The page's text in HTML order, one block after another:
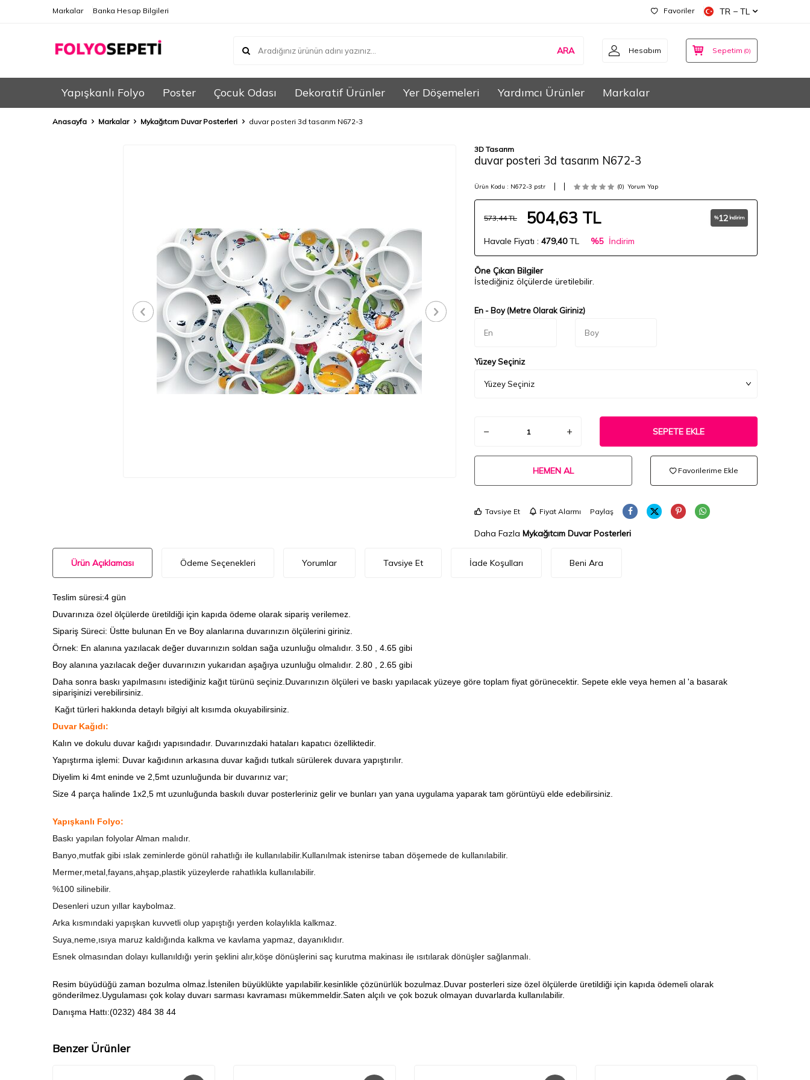
Markalar Banka Hesap Bilgileri Favoriler TR − TL
ARA Hesabım Sepetim (0)
Yapışkanlı Folyo Poster Çocuk Odası Dekoratif Ürünler Yer Döşemeleri Yardımcı Ürünler Markalar
Anasayfa Markalar Mykağıtcım Duvar Posterleri duvar posteri 3d tasarım N672-3
3D Tasarım
duvar posteri 3d tasarım N672-3
Ürün Kodu : N672-3 pstr (0) Yorum Yap
573,44TL 504,63 TL %12 İndirim
Havale Fiyatı : 479,40TL %5 İndirim
Öne Çıkan Bilgiler
İstediğiniz ölçülerde üretilebilir.
En - Boy (Metre Olarak Giriniz)
Yüzey Seçiniz
SEPETE EKLE
HEMEN AL Favorilerime Ekle
Tavsiye Et Fiyat Alarmı Paylaş
Daha Fazla Mykağıtcım Duvar Posterleri
Ürün Açıklaması Ödeme Seçenekleri Yorumlar Tavsiye Et İade Koşulları Beni Ara
Teslim süresi:4 gün
Duvarınıza özel ölçülerde üretildiği için kapıda ödeme olarak sipariş verilemez.
Sipariş Süreci: Üstte bulunan En ve Boy alanlarına duvarınızın ölçülerini giriniz.
Örnek: En alanına yazılacak değer duvarınızın soldan sağa uzunluğu olmalıdır. 3.50 , 4.65 gibi
Boy alanına yazılacak değer duvarınızın yukarıdan aşağıya uzunluğu olmalıdır. 2.80 , 2.65 gibi
Daha sonra baskı yapılmasını istediğiniz kağıt türünü seçiniz.Duvarınızın ölçüleri ve baskı yapılacak yüzeye göre toplam fiyat görünecektir. Sepete ekle veya hemen al 'a basarak
siparişinizi verebilirsiniz.
Kağıt türleri hakkında detaylı bilgiyi alt kısımda okuyabilirsiniz.
Duvar Kağıdı:
Kalın ve dokulu duvar kağıdı yapısındadır. Duvarınızdaki hataları kapatıcı özelliktedir.
Yapıştırma işlemi: Duvar kağıdının arkasına duvar kağıdı tutkalı sürülerek duvara yapıştırılır.
Diyelim ki 4mt eninde ve 2,5mt uzunluğunda bir duvarınız var;
Size 4 parça halinde 1x2,5 mt uzunluğunda baskılı duvar posterleriniz gelir ve bunları yan yana uygulama yaparak tam görüntüyü elde edebilirsiniz.
Yapışkanlı Folyo:
Baskı yapılan folyolar Alman malıdır.
Banyo,mutfak gibi ıslak zeminlerde gönül rahatlığı ile kullanılabilir.Kullanılmak istenirse taban döşemede de kullanılabilir.
Mermer,metal,fayans,ahşap,plastik yüzeylerde rahatlıkla kullanılabilir.
%100 silinebilir.
Desenleri uzun yıllar kaybolmaz.
Arka kısmındaki yapışkan kuvvetli olup yapıştığı yerden kolaylıkla kalkmaz.
Suya,neme,ısıya maruz kaldığında kalkma ve kavlama yapmaz, dayanıklıdır.
Esnek olmasından dolayı kullanıldığı yerin şeklini alır,köşe dönüşlerini saç kurutma makinası ile ısıtılarak dönüşler sağlanmalı.
Resim büyüdüğü zaman bozulma olmaz.İstenilen büyüklükte yapılabilir.kesinlikle çözünürlük bozulmaz.Duvar posterleri size özel ölçülerde üretildiği için kapıda ödemeli olarak
gönderilmez.Uygulaması çok kolay duvarı sarması kavraması mükemmeldir.Saten alçılı ve çok bozuk olmayan duvarlarda kullanılabilir.
Danışma Hattı:(0232) 484 38 44
Benzer Ürünler